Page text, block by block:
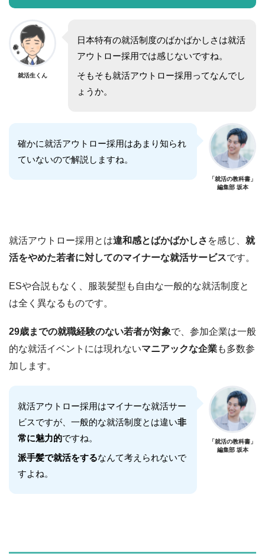
就活生くん
日本特有の就活制度のばかばかしさは就活
アウトロー採用では感じないですね。
そもそも就活アウトロー採用ってなんでし
ょうか。
確かに就活アウトロー採用はあまり知られ
ていないので解説しますね。
「就活の教科書」
編集部 坂本
就活アウトロー採用とは違和感とばかばかしさ を感じ、 就
活をやめた若者に対してのマイナーな就活サービスです。
ESや合説もなく、服装髪型も自由な一般的な就活制度と
は全く異なるものです。
29歳までの就職経験のない若者が対象で、参加企業は一般
的な就活イベントには現れないマニアックな企業も多数参
加します。
就活アウトロー採用はマイナーな就活サー
ビスですが、一般的な就活制度とは違い非
常に魅力的ですね。
派手髪で就活をするなんて考えられないで
すよね。
「就活の教科書」
編集部 坂本